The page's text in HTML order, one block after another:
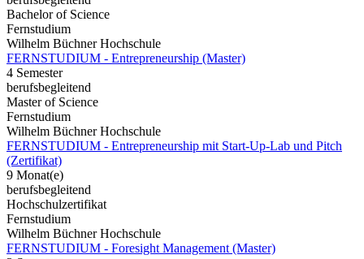
Bachelor of Science
Fernstudium
Wilhelm Büchner Hochschule
FERNSTUDIUM - Entrepreneurship (Master)
4 Semester
berufsbegleitend
Master of Science
Fernstudium
Wilhelm Büchner Hochschule
FERNSTUDIUM - Entrepreneurship mit Start-Up-Lab und Pitch
(Zertifikat)
9 Monat(e)
berufsbegleitend
Hochschulzertifikat
Fernstudium
Wilhelm Büchner Hochschule
FERNSTUDIUM - Foresight Management (Master)